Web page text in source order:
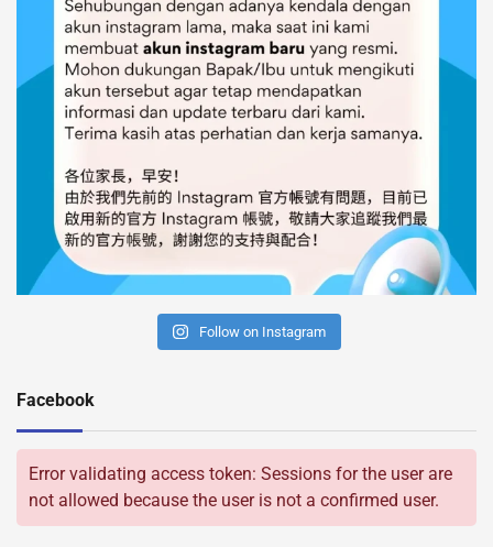
Follow on Instagram
Facebook
Error validating access token: Sessions for the user are
not allowed because the user is not a confirmed user.